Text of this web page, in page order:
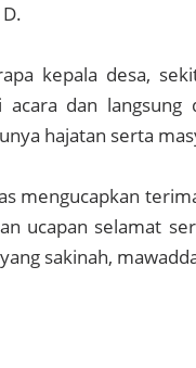
kepala desa,
dan langsung
hajatan serta
mengucapkan
ucapan selamat
sakinah,